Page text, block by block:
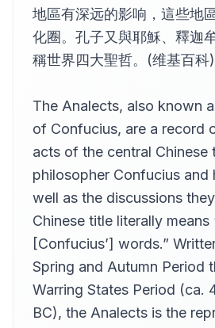
李氏， 第十六
HC
17
陽貨， 第十七
微子， 第十八
HC
19
HC
20
堯曰， 第二十
HC
地區有深远的影响，這些地
化圈。孔子又與耶穌、釋迦
稱世界四大聖哲。(维基百科)
The Analects, also known
of Confucius, are a record
acts of the central Chinese
philosopher Confucius and
well as the discussions
Chinese title literally means
[Confucius’] words.”
Spring and Autumn Period
Warring States Period (ca.
BC), the Analects is the